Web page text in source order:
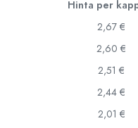
Hinta per
2,67 €
2,60 €
2,51 €
2,44 €
2,01 €